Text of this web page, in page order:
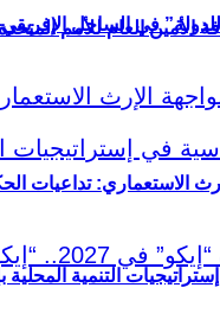
الأمين العام للأمم
التنمية المحلية
للدولة” في الساحل الإفريقي
الاستعماري: تداعيات